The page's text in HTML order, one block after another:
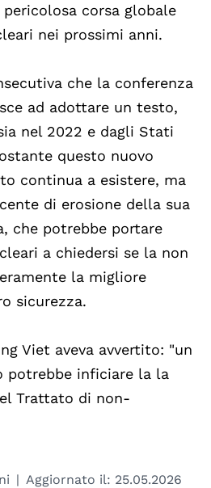
corsa globale
nei prossimi anni.
che la conferenza
ad adottare un testo,
nel 2022 e dagli Stati
questo nuovo
continua a esistere, ma
di erosione della sua
che potrebbe portare
a chiedersi se la non
la migliore
sicurezza.
Viet aveva avvertito: "un
potrebbe inficiare la la
Trattato di non-
Aggiornato il: 25.05.2026